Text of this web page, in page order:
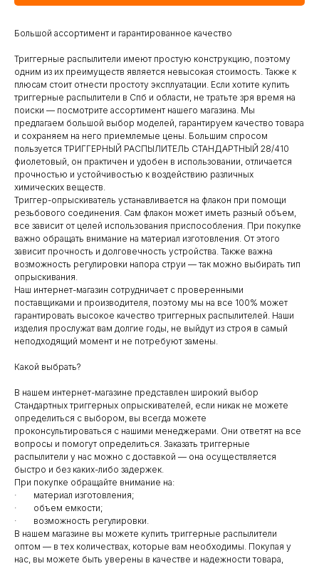
Большой ассортимент и гарантированное качество
Триггерные распылители имеют простую конструкцию, поэтому
одним из их преимуществ является невысокая стоимость. Также к
плюсам стоит отнести простоту эксплуатации. Если хотите купить
триггерные распылители в Спб и области, не тратьте зря время на
поиски — посмотрите ассортимент нашего магазина. Мы
предлагаем большой выбор моделей, гарантируем качество товара
и сохраняем на него приемлемые цены. Большим спросом
пользуется ТРИГГЕРНЫЙ РАСПЫЛИТЕЛЬ СТАНДАРТНЫЙ 28/410
фиолетовый, он практичен и удобен в использовании, отличается
прочностью и устойчивостью к воздействию различных
химических веществ.
Триггер-опрыскиватель устанавливается на флакон при помощи
резьбового соединения. Сам флакон может иметь разный объем,
все зависит от целей использования приспособления. При покупке
важно обращать внимание на материал изготовления. От этого
зависит прочность и долговечность устройства. Также важна
возможность регулировки напора струи — так можно выбирать тип
опрыскивания.
Наш интернет-магазин сотрудничает с проверенными
поставщиками и производителя, поэтому мы на все 100% может
гарантировать высокое качество триггерных распылителей. Наши
изделия прослужат вам долгие годы, не выйдут из строя в самый
неподходящий момент и не потребуют замены.
Какой выбрать?
В нашем интернет-магазине представлен широкий выбор
Стандартных триггерных опрыскивателей, если никак не можете
определиться с выбором, вы всегда можете
проконсультироваться с нашими менеджерами. Они ответят на все
вопросы и помогут определиться. Заказать триггерные
распылители у нас можно с доставкой — она осуществляется
быстро и без каких-либо задержек.
При покупке обращайте внимание на:
· материал изготовления;
· объем емкости;
· возможность регулировки.
В нашем магазине вы можете купить триггерные распылители
оптом — в тех количествах, которые вам необходимы. Покупая у
нас, вы можете быть уверены в качестве и надежности товара,